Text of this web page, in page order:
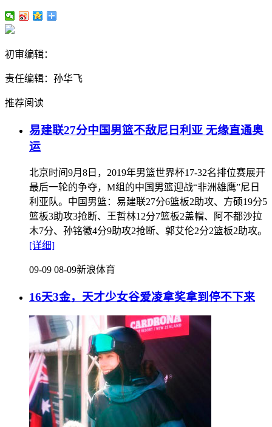
初审编辑：
责任编辑：孙华飞
推荐阅读
易建联27分中国男篮不敌尼日利亚 无缘直通奥
运
北京时间9月8日，2019年男篮世界杯17-32名排位赛展开
最后一轮的争夺，M组的中国男篮迎战“非洲雄鹰”尼日
利亚队。中国男篮：易建联27分6篮板2助攻、方硕19分5
篮板3助攻3抢断、王哲林12分7篮板2盖帽、阿不都沙拉
木7分、孙铭徽4分9助攻2抢断、郭艾伦2分2篮板2助攻。
[详细]
09-09 08-09新浪体育
16天3金，天才少女谷爱凌拿奖拿到停不下来